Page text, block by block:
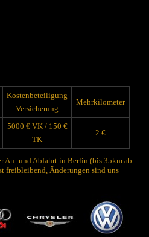
Kostenbeteiligung
Versicherung
Mehrkilometer
5000 € VK / 150 €
TK
2 €
An- und Abfahrt in Berlin (bis 35km ab
freibleibend, Änderungen sind uns